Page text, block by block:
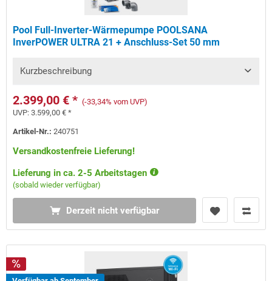
Pool Full-Inverter-Wärmepumpe POOLSANA
InverPOWER ULTRA 21 + Anschluss-Set 50 mm
Kurzbeschreibung
2.399,00 € * (-33,34% vom UVP)
UVP:3.599,00 € *
Artikel-Nr.:240751
Versandkostenfreie Lieferung!
Lieferung in ca. 2-5 Arbeitstagen
(sobald wieder verfügbar)
Derzeit nicht verfügbar